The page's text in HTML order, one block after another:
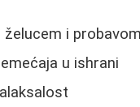
i probavom
u ishrani